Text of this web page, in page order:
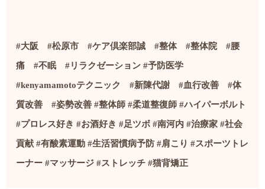
#大阪#松原市#ケア倶楽部誠#整体#整体院#腰
痛#不眠#リラクゼーション #予防医学
#kenyamamotoテクニック#新陳代謝#血行改善#体
質改善#姿勢改善 #整体師 #柔道整復師 #ハイパーボルト
#プロレス好き #お酒好き #足ツボ #南河内 #治療家 #社会
貢献 #有酸素運動 #生活習慣病予防 #肩こり #スポーツトレ
ーナー #マッサージ #ストレッチ #猫背矯正